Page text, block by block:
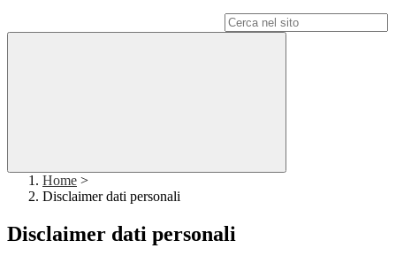
Home >
Disclaimer dati personali
Disclaimer dati personali